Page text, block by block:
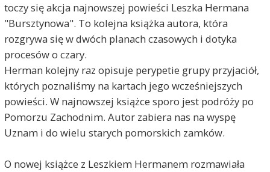
toczy się akcja najnowszej powieści Leszka Hermana
"Bursztynowa". To kolejna książka autora, która
rozgrywa się w dwóch planach czasowych i dotyka
procesów o czary.
Herman kolejny raz opisuje perypetie grupy przyjaciół,
których poznaliśmy na kartach jego wcześniejszych
powieści. W najnowszej książce sporo jest podróży po
Pomorzu Zachodnim. Autor zabiera nas na wyspę
Uznam i do wielu starych pomorskich zamków.
O nowej książce z Leszkiem Hermanem rozmawiała